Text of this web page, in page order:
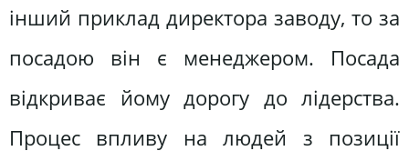
інший приклад директора заводу, то за
посадою він є менеджером. Посада
відкриває йому дорогу до лідерства.
Процес впливу на людей з позиції